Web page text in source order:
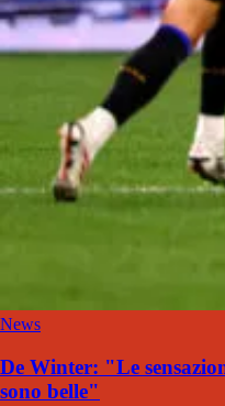
News
De Winter: "Le
sono belle"